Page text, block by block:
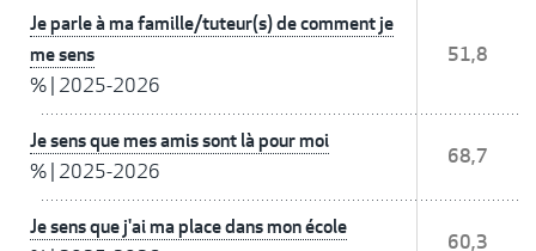
Je parle à ma famille/tuteur(s) de comment je
me sens
% 2025-2026
51,8
Je sens que mes amis sont là pour moi
% 2025-2026
68,7
Je sens que j'ai ma place dans mon école
60,3